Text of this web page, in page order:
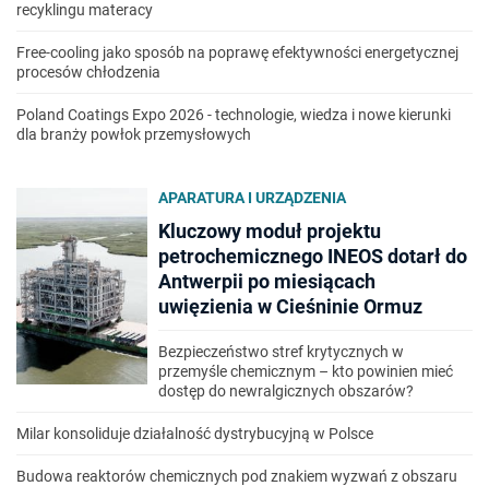
recyklingu materacy
Free-cooling jako sposób na poprawę efektywności energetycznej
procesów chłodzenia
Poland Coatings Expo 2026 - technologie, wiedza i nowe kierunki
dla branży powłok przemysłowych
APARATURA I URZĄDZENIA
Kluczowy moduł projektu
petrochemicznego INEOS dotarł do
Antwerpii po miesiącach
uwięzienia w Cieśninie Ormuz
Bezpieczeństwo stref krytycznych w
przemyśle chemicznym – kto powinien mieć
dostęp do newralgicznych obszarów?
Milar konsoliduje działalność dystrybucyjną w Polsce
Budowa reaktorów chemicznych pod znakiem wyzwań z obszaru